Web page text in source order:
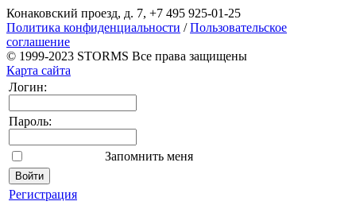
Конаковский проезд, д. 7, +7 495 925-01-25
Политика конфиденциальности /Пользовательское
соглашение
© 1999-2023 STORMS Все права защищены
Карта сайта
Логин:
Пароль:
Запомнить меня
Регистрация